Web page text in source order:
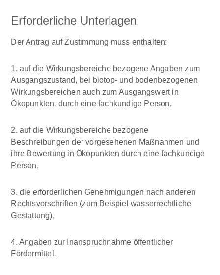
Erforderliche Unterlagen
Der Antrag auf Zustimmung muss enthalten:
1. auf die Wirkungsbereiche bezogene Angaben zum
Ausgangszustand, bei biotop- und bodenbezogenen
Wirkungsbereichen auch zum Ausgangswert in
Ökopunkten, durch eine fachkundige Person,
2. auf die Wirkungsbereiche bezogene
Beschreibungen der vorgesehenen Maßnahmen und
ihre Bewertung in Ökopunkten durch eine fachkundige
Person,
3. die erforderlichen Genehmigungen nach anderen
Rechtsvorschriften (zum Beispiel wasserrechtliche
Gestattung),
4. Angaben zur Inanspruchnahme öffentlicher
Fördermittel.